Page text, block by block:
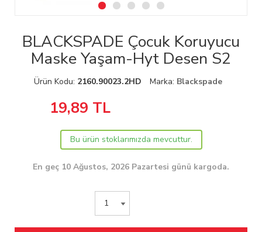
BLACKSPADE Çocuk Koruyucu
Maske Yaşam-Hyt Desen S2
Ürün Kodu: 2160.90023.2HD Marka: Blackspade
19,89 TL
Bu ürün stoklarımızda mevcuttur.
En geç 10 Ağustos, 2026 Pazartesi günü kargoda.